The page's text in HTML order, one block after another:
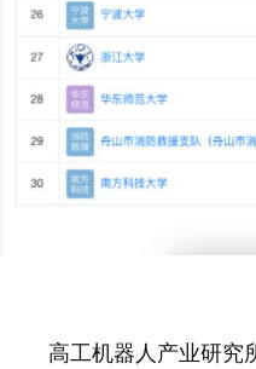
高工机器人产业研究